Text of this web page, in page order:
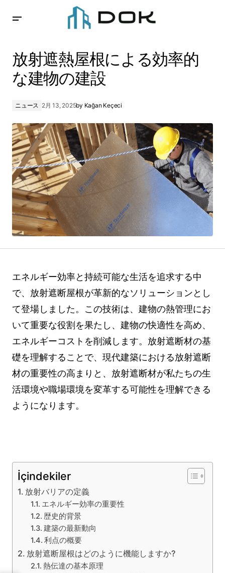
放射遮熱屋根による効率的
な建物の建設
ニュース 2月 13, 2025by Kağan Keçeci
エネルギー効率と持続可能な生活を追求する中
で、放射遮断屋根が革新的なソリューションとし
て登場しました。この技術は、建物の熱管理にお
いて重要な役割を果たし、建物の快適性を高め、
エネルギーコストを削減します。放射遮断材の基
礎を理解することで、現代建築における放射遮断
材の重要性の高まりと、放射遮断材が私たちの生
活環境や職場環境を変革する可能性を理解できる
ようになります。
İçindekiler
放射バリアの定義
エネルギー効率の重要性
歴史的背景
建築の最新動向
利点の概要
放射遮断屋根はどのように機能しますか?
熱伝達の基本原理